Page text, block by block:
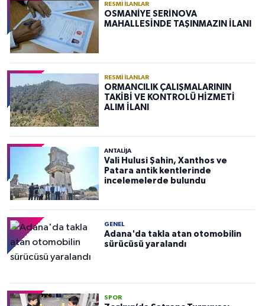
RESMI İLANLAR
OSMANİYE SERİNOVA
MAHALLESİNDE TAŞINMAZIN İLANI
RESMI İLANLAR
ORMANCILIK ÇALIŞMALARININ
TAKİBİ VE KONTROLÜ HİZMETİ
ALIM İLANI
ANTALIJA
Vali Hulusi Şahin, Xanthos ve
Patara antik kentlerinde
incelemelerde bulundu
GENEL
Adana'da takla atan otomobilin
sürücüsü yaralandı
SPOR